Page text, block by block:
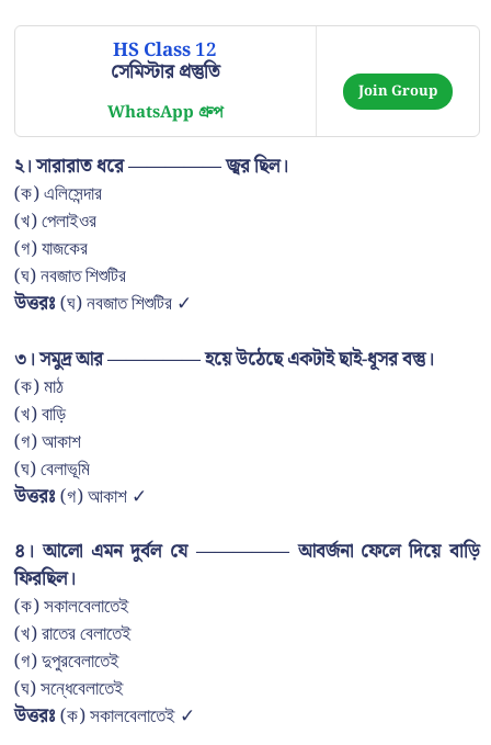
HS Class 12
সেমিস্টার প্রস্তুতি
WhatsApp গ্রুপ
Join Group
২। সারারাত ধরে ————— জ্বর ছিল।
(ক) এলিসেন্দার
(খ) পেলাইওর
(গ) যাজকের
(ঘ) নবজাত শিশুটির
উত্তরঃ(ঘ) নবজাত শিশুটির ✓
৩। সমুদ্র আর ————— হয়ে উঠেছে একটাই ছাই-ধূসর বস্তু।
(ক) মাঠ
(খ) বাড়ি
(গ) আকাশ
(ঘ) বেলাভূমি
উত্তরঃ(গ) আকাশ ✓
৪। আলো এমন দুর্বল যে ————— আবর্জনা ফেলে দিয়ে বাড়ি
ফিরছিল।
(ক) সকালবেলাতেই
(খ) রাতের বেলাতেই
(গ) দুপুরবেলাতেই
(ঘ) সন্ধেবেলাতেই
উত্তরঃ(ক) সকালবেলাতেই ✓